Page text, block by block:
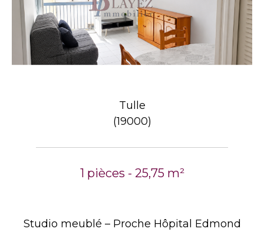
Tulle
(19000)
1 pièces - 25,75 m²
Studio meublé – Proche Hôpital Edmond